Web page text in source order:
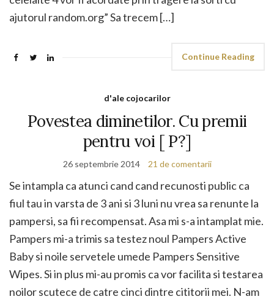
ajutorul random.org” Sa trecem […]
Continue Reading
d'ale cojocarilor
Povestea diminetilor. Cu premii
pentru voi [ P?]
26 septembrie 2014 21 de comentarii
Se intampla ca atunci cand cand recunosti public ca
fiul tau in varsta de 3 ani si 3 luni nu vrea sa renunte la
pampersi, sa fii recompensat. Asa mi s-a intamplat mie.
Pampers mi-a trimis sa testez noul Pampers Active
Baby si noile servetele umede Pampers Sensitive
Wipes. Si in plus mi-au promis ca vor facilita si testarea
noilor scutece de catre cinci dintre cititorii mei. N-am